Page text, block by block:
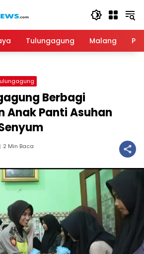
Tulungagung Malang
Berbagi
Anak Panti Asuhan
2 Min Baca